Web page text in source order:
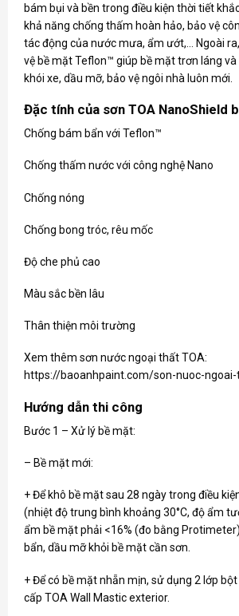
bám bụi và bền trong điều kiện thời tiết
khả năng chống thấm hoàn hảo, bảo vệ
tác động của nước mưa, ẩm ướt,… Ngoài
vệ bề mặt Teflon™ giúp bề mặt trơn láng
khói xe, dầu mỡ, bảo vệ ngôi nhà luôn mới.
Đặc tính của sơn TOA NanoShield
Chống bám bẩn với Teflon™
Chống thấm nước với công nghệ Nano
Chống nóng
Chống bong tróc, rêu mốc
Độ che phủ cao
Màu sắc bền lâu
Thân thiện môi trường
Xem thêm sơn nước ngoại thất TOA:
https://baoanhpaint.com/son-nuoc-
Hướng dẫn thi công
Bước 1 – Xử lý bề mặt:
– Bề mặt mới:
+ Để khô bề mặt sau 28 ngày trong điều
(nhiệt độ trung bình khoảng 30°C, độ ẩm
ẩm bề mặt phải <16% (đo bằng
bẩn, dầu mỡ khỏi bề mặt cần sơn.
+ Để có bề mặt nhẵn mịn, sử dụng 2 lớp
cấp TOA Wall Mastic exterior.